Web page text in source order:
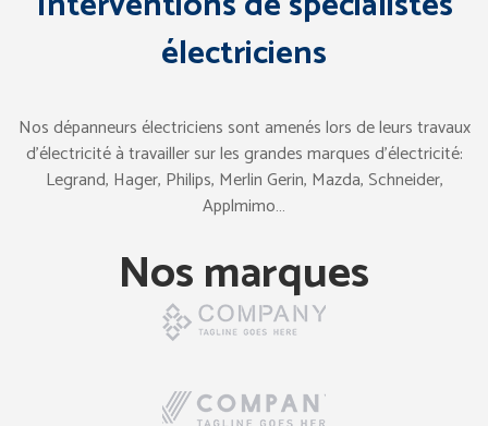
électriciens
Nos dépanneurs électriciens sont amenés lors de leurs travaux
d’électricité à travailler sur les grandes marques d’électricité:
Legrand, Hager, Philips, Merlin Gerin, Mazda, Schneider,
Applmimo…
Nos marques